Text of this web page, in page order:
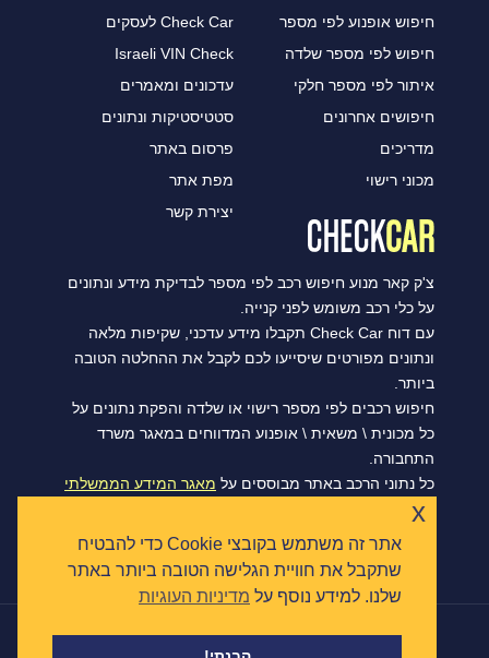
חיפוש אופנוע לפי מספר
חיפוש לפי מספר שלדה
איתור לפי מספר חלקי
חיפושים אחרונים
מדריכים
מכוני רישוי
Check Car לעסקים
Israeli VIN Check
עדכונים ומאמרים
סטטיסטיקות ונתונים
פרסום באתר
מפת אתר
יצירת קשר
צ'ק קאר מנוע חיפוש רכב לפי מספר לבדיקת מידע ונתונים
על כלי רכב משומש לפני קנייה.
עם דוח Check Car תקבלו מידע עדכני, שקיפות מלאה
ונתונים מפורטים שיסייעו לכם לקבל את ההחלטה הטובה
ביותר.
חיפוש רכבים לפי מספר רישוי או שלדה והפקת נתונים על
כל מכונית \ משאית \ אופנוע המדווחים במאגר משרד
התחבורה.
כל נתוני הרכב באתר מבוססים על מאגר המידע הממשלתי
הפתוח של משרד התחבורה, ומסתנכרנים מדי יום.
אתר זה משתמש בקובצי Cookie כדי להבטיח
שתקבל את חוויית הגלישה הטובה ביותר באתר
שלנו. למידע נוסף על מדיניות העוגיות
x